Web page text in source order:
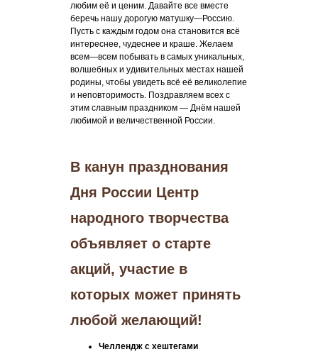
любим её и ценим. Давайте все вместе
беречь нашу дорогую матушку—Россию.
Пусть с каждым годом она становится всё
интереснее, чудеснее и краше. Желаем
всем—всем побывать в самых уникальных,
волшебных и удивительных местах нашей
родины, чтобы увидеть всё её великолепие
и неповторимость. Поздравляем всех с
этим славным праздником — Днём нашей
любимой и величественной России.
В канун празднования
Дня России Центр
народного творчества
объявляет о старте
акций, участие в
которых может принять
любой желающий!
Челлендж с хештегами